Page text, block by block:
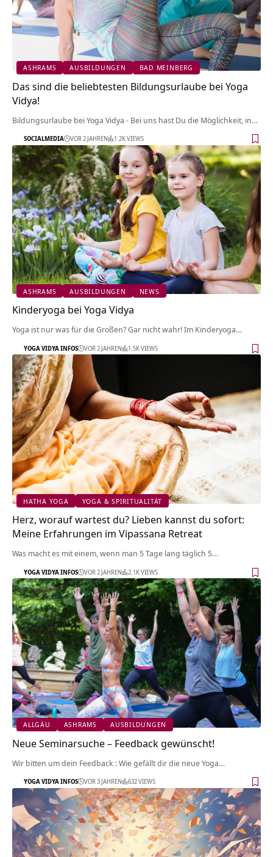
ASHRAMS AUSBILDUNGEN BAD MEINBERG
Das sind die beliebtesten Bildungsurlaube bei Yoga
Vidya!
Bildungsurlaube bei Yoga Vidya - Bei uns hast Du die Möglichkeit, in…
SOCIALMEDIA VOR 2 JAHREN 1.2K VIEWS
ASHRAMS AUSBILDUNGEN NEWS
Kinderyoga bei Yoga Vidya
Yoga ist nur was für die Großen? Gar nicht wahr! Im Kinderyoga…
YOGA VIDYA INFOS VOR 2 JAHREN 1.5K VIEWS
HATHA YOGA YOGA & SPIRITUALITÄT
Herz, worauf wartest du? Lieben kannst du sofort:
Meine Erfahrungen im Vipassana Retreat
Was macht es mit einem, wenn man 5 Tage lang täglich 5…
YOGA VIDYA INFOS VOR 2 JAHREN 2.1K VIEWS
ALLGÄU ASHRAMS AUSBILDUNGEN
Neue Seminarsuche – Feedback gewünscht!
Wir bitten um dein Feedback : Wie gefällt dir die neue Yoga…
YOGA VIDYA INFOS VOR 3 JAHREN 632 VIEWS